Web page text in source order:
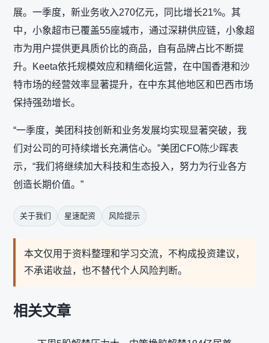
展。一季度，新业务收入270亿元，同比增长21%。其
中，小象超市已覆盖55座城市，通过深耕供应链，小象超
市为用户提供更具质价比的商品，自有品牌占比不断提
升。Keeta依托规模效应和精细化运营，在中国香港和沙
特市场的经营效率显著提升，在中东其他地区和巴西市场
保持强劲增长。
“一季度，美团科技创新和业务发展均实现显著突破，我
们对公司的可持续增长充满信心。”美团CFO陈少晖表
示，“我们将继续加大科技和生态投入，努力为行业各方
创造长期价值。”
关于我们 星速配资 风险提示
本文仅用于资料整理和学习交流，不构成投资建议，
不承诺收益，也不替代个人风险判断。
相关文章